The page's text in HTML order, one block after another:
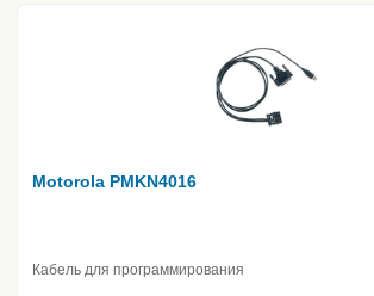
Motorola PMKN4016
Кабель для программирования